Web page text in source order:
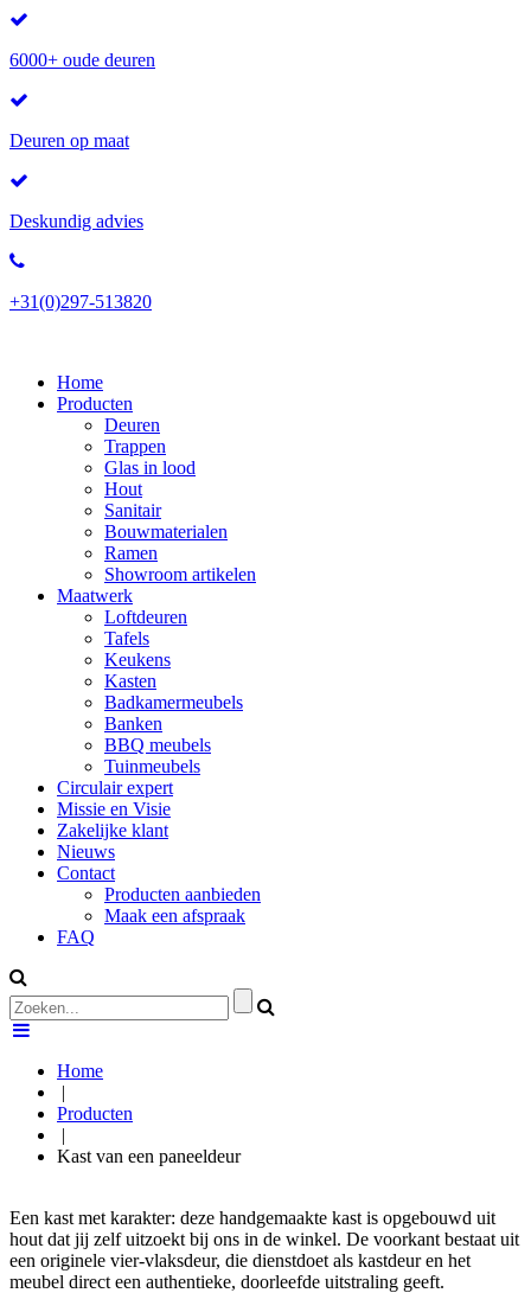
6000+ oude deuren
Deuren op maat
Deskundig advies
+31(0)297-513820
Home
Producten
Deuren
Trappen
Glas in lood
Hout
Sanitair
Bouwmaterialen
Ramen
Showroom artikelen
Maatwerk
Loftdeuren
Tafels
Keukens
Kasten
Badkamermeubels
Banken
BBQ meubels
Tuinmeubels
Circulair expert
Missie en Visie
Zakelijke klant
Nieuws
Contact
Producten aanbieden
Maak een afspraak
FAQ
Home
|
Producten
|
Kast van een paneeldeur
Een kast met karakter: deze handgemaakte kast is opgebouwd uit
hout dat jij zelf uitzoekt bij ons in de winkel. De voorkant bestaat uit
een originele vier-vlaksdeur, die dienstdoet als kastdeur en het
meubel direct een authentieke, doorleefde uitstraling geeft.